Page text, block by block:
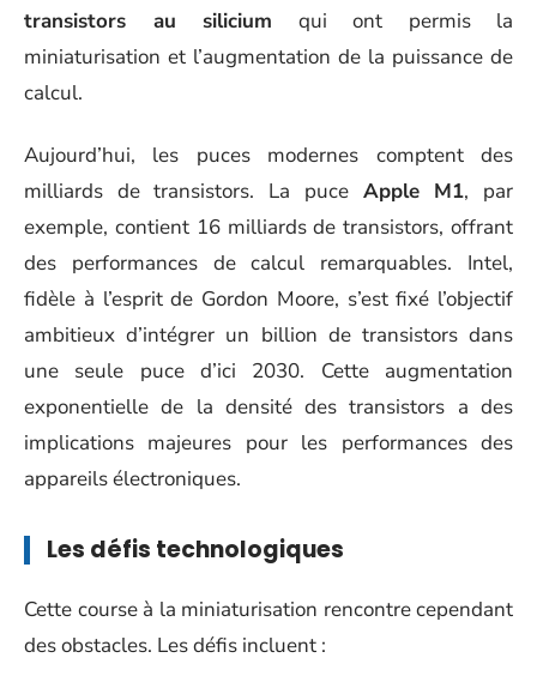
transistors au silicium qui ont permis la
miniaturisation et l’augmentation de la puissance de
calcul.
Aujourd’hui, les puces modernes comptent des
milliards de transistors. La puce Apple M1, par
exemple, contient 16 milliards de transistors, offrant
des performances de calcul remarquables. Intel,
fidèle à l’esprit de Gordon Moore, s’est fixé l’objectif
ambitieux d’intégrer un billion de transistors dans
une seule puce d’ici 2030. Cette augmentation
exponentielle de la densité des transistors a des
implications majeures pour les performances des
appareils électroniques.
Les défis technologiques
Cette course à la miniaturisation rencontre cependant
des obstacles. Les défis incluent :